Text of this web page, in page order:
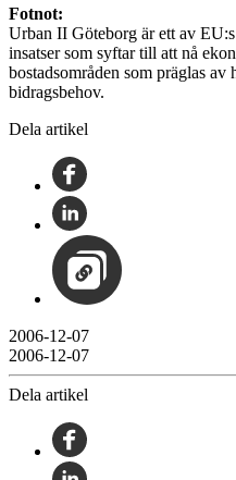
Fotnot:
Urban II Göteborg är ett av
insatser som syftar till att nå
bostadsområden som präglas av
bidragsbehov.
Dela artikel
2006-12-07
2006-12-07
Dela artikel